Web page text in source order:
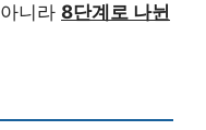
니라 8단계로 나뉜